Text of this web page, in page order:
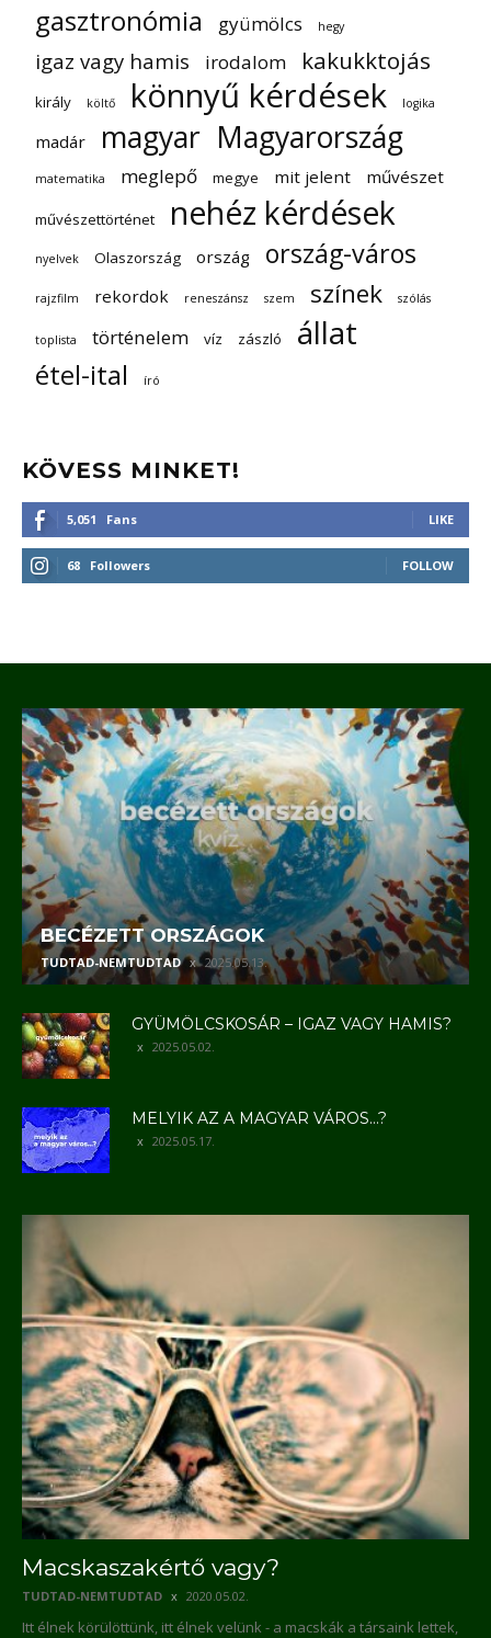
gasztronómia gyümölcs hegy
igaz vagy hamis irodalom kakukktojás
király költő könnyű kérdések logika
madár magyar Magyarország
matematika meglepő megye mit jelent művészet
művészettörténet nehéz kérdések
nyelvek Olaszország ország ország-város
rajzfilm rekordok reneszánsz szem színek szólás
toplista történelem víz zászló állat
étel-ital író
KÖVESS MINKET!
5,051 Fans LIKE
68 Followers FOLLOW
BECÉZETT ORSZÁGOK
TUDTAD-NEMTUDTAD 2025.05.13.
GYÜMÖLCSKOSÁR – IGAZ VAGY HAMIS?
2025.05.02.
MELYIK AZ A MAGYAR VÁROS…?
2025.05.17.
Macskaszakértő vagy?
TUDTAD-NEMTUDTAD 2020.05.02.
Itt élnek körülöttünk, itt élnek velünk - a macskák a társaink lettek,